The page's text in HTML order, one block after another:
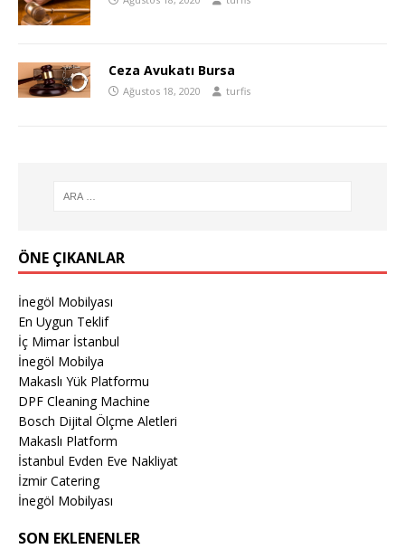
Ceza Avukatı Bursa
Ağustos 18, 2020 turfis
ÖNE ÇIKANLAR
İnegöl Mobilyası
En Uygun Teklif
İç Mimar İstanbul
İnegöl Mobilya
Makaslı Yük Platformu
DPF Cleaning Machine
Bosch Dijital Ölçme Aletleri
Makaslı Platform
İstanbul Evden Eve Nakliyat
İzmir Catering
İnegöl Mobilyası
SON EKLENENLER